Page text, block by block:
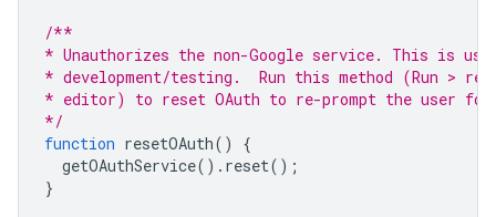
/**
* Unauthorizes the non-Google service. This is
* development/testing.  Run this method (Run >
* editor) to reset OAuth to re-prompt the user for
*/
function resetOAuth()
{
getOAuthService(). reset();
}